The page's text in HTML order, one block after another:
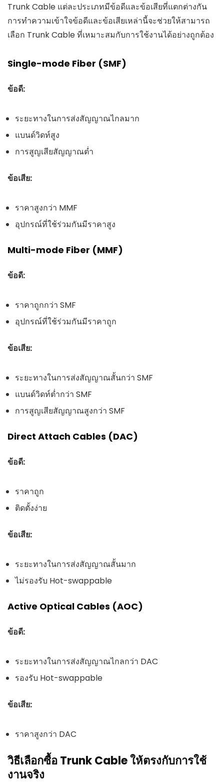
Trunk Cable แต่ละประเภทมีข้อดีและข้อเสียที่แตกต่างกัน
การทำความเข้าใจข้อดีและข้อเสียเหล่านี้จะช่วยให้สามารถ
เลือก Trunk Cable ที่เหมาะสมกับการใช้งานได้อย่างถูกต้อง
Single-mode Fiber (SMF)
ข้อดี:
ระยะทางในการส่งสัญญาณไกลมาก
แบนด์วิดท์สูง
การสูญเสียสัญญาณต่ำ
ข้อเสีย:
ราคาสูงกว่า MMF
อุปกรณ์ที่ใช้ร่วมกันมีราคาสูง
Multi-mode Fiber (MMF)
ข้อดี:
ราคาถูกกว่า SMF
อุปกรณ์ที่ใช้ร่วมกันมีราคาถูก
ข้อเสีย:
ระยะทางในการส่งสัญญาณสั้นกว่า SMF
แบนด์วิดท์ต่ำกว่า SMF
การสูญเสียสัญญาณสูงกว่า SMF
Direct Attach Cables (DAC)
ข้อดี:
ราคาถูก
ติดตั้งง่าย
ข้อเสีย:
ระยะทางในการส่งสัญญาณสั้นมาก
ไม่รองรับ Hot-swappable
Active Optical Cables (AOC)
ข้อดี:
ระยะทางในการส่งสัญญาณไกลกว่า DAC
รองรับ Hot-swappable
ข้อเสีย:
ราคาสูงกว่า DAC
วิธีเลือกซื้อ Trunk Cable ให้ตรงกับการใช้
งานจริง